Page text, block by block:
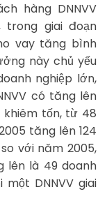
hàng DNNVV
giai đoạn
vay tăng bình
này chủ yếu
nghiệp lớn,
có tăng lên
tốn, từ 48
tăng lên 124
với năm 2005,
lên là 49 doanh
DNNVV giai